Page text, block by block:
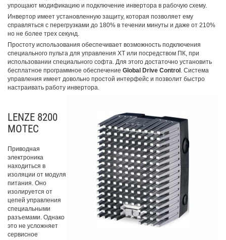
упрощают модификацию и подключение инвертора в рабочую схему.
Инвертор имеет установленную защиту, которая позволяет ему
справляться с перегрузками до 180% в течении минуты и даже от 210%
но не более трех секунд.
Простоту использования обеспечивает возможность подключения
специального пульта для управления XT или посредством ПК, при
использовании специального софта. Для этого достаточно установить
бесплатное программное обеспечение Global Drive Control . Система
управления имеет довольно простой интерфейс и позволит быстро
настраивать работу инвертора.
LENZE 8200
MOTEC
Приводная
электроника
находиться в
изоляции от модуля
питания. Оно
изолируется от
цепей управления
специальными
разъемами. Однако
это не усложняет
сервисное